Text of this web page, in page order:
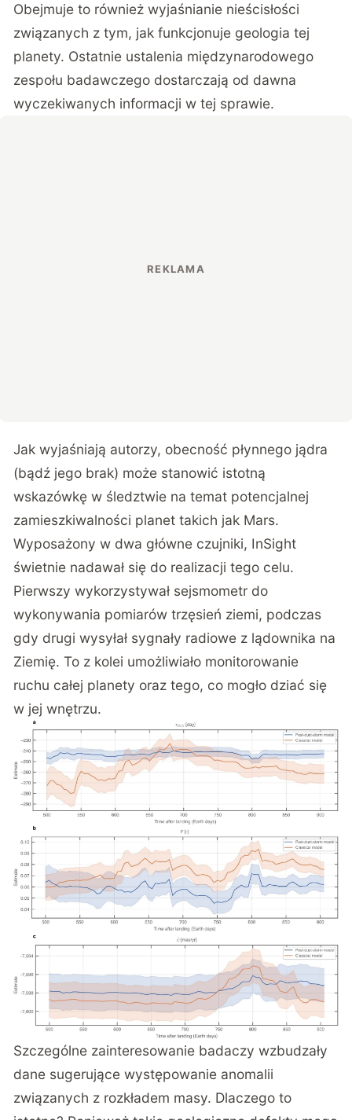
Obejmuje to również wyjaśnianie nieścisłości
związanych z tym, jak funkcjonuje geologia tej
planety. Ostatnie ustalenia międzynarodowego
zespołu badawczego dostarczają od dawna
wyczekiwanych informacji w tej sprawie.
Jak wyjaśniają autorzy, obecność płynnego jądra
(bądź jego brak) może stanowić istotną
wskazówkę w śledztwie na temat potencjalnej
zamieszkiwalności planet takich jak Mars.
Wyposażony w dwa główne czujniki, InSight
świetnie nadawał się do realizacji tego celu.
Pierwszy wykorzystywał sejsmometr do
wykonywania pomiarów trzęsień ziemi, podczas
gdy drugi wysyłał sygnały radiowe z lądownika na
Ziemię. To z kolei umożliwiało monitorowanie
ruchu całej planety oraz tego, co mogło dziać się
w jej wnętrzu.
Szczególne zainteresowanie badaczy wzbudzały
dane sugerujące występowanie anomalii
związanych z rozkładem masy. Dlaczego to